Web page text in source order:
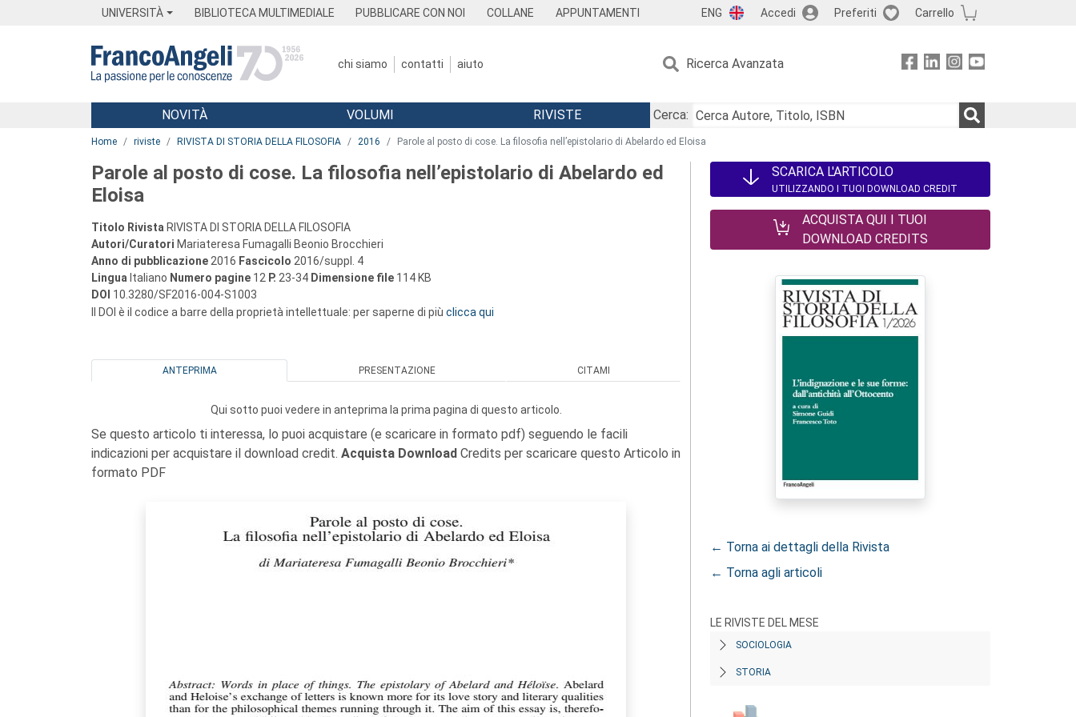
UNIVERSITÀ BIBLIOTECA MULTIMEDIALE PUBBLICARE CON NOI COLLANE APPUNTAMENTI ENG Accedi Preferiti Carrello
chi siamo contatti aiuto Ricerca Avanzata
Menu
NOVITÀ VOLUMI RIVISTE
Cerca:
Home riviste RIVISTA DI STORIA DELLA FILOSOFIA 2016 Parole al posto di cose. La filosofia nell’epistolario di Abelardo ed Eloisa
Parole al posto di cose. La filosofia nell’epistolario di Abelardo ed
Eloisa
Titolo Rivista RIVISTA DI STORIA DELLA FILOSOFIA
Autori/Curatori Mariateresa Fumagalli Beonio Brocchieri
Anno di pubblicazione 2016 Fascicolo 2016/suppl. 4
Lingua Italiano Numero pagine 12 P. 23-34 Dimensione file 114 KB
DOI 10.3280/SF2016-004-S1003
Il DOI è il codice a barre della proprietà intellettuale: per saperne di più clicca qui
ANTEPRIMA PRESENTAZIONE CITAMI
Qui sotto puoi vedere in anteprima la prima pagina di questo articolo.
Se questo articolo ti interessa, lo puoi acquistare (e scaricare in formato pdf) seguendo le facili
indicazioni per acquistare il download credit. Acquista Download Credits per scaricare questo Articolo in
formato PDF
SCARICA L'ARTICOLO
UTILIZZANDO I TUOI DOWNLOAD CREDIT
ACQUISTA QUI I TUOI
DOWNLOAD CREDITS
← Torna ai dettagli della Rivista
← Torna agli articoli
LE RIVISTE DEL MESE
SOCIOLOGIA
STORIA